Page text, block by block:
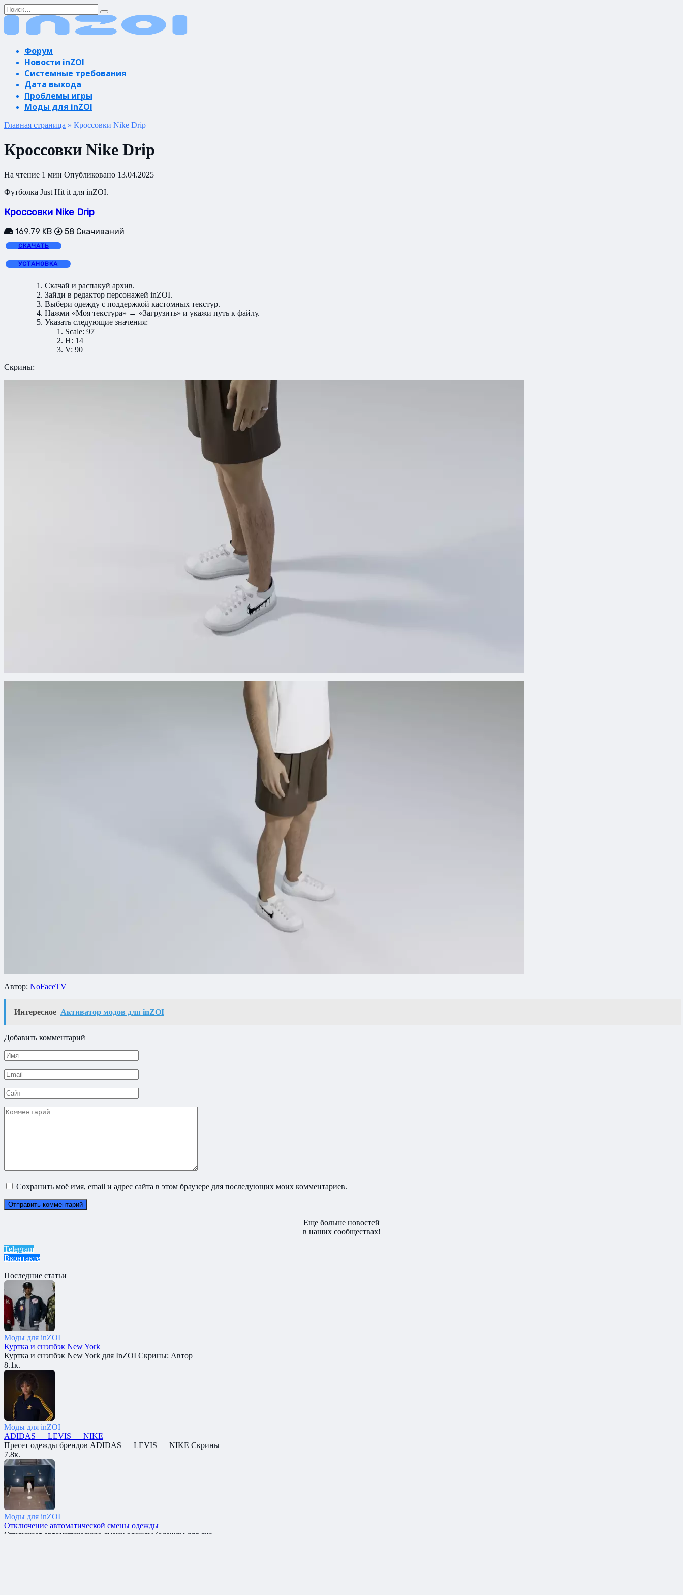
Перейти
к
содержанию
Search
for:
Форум
Новости inZOI
Системные требования
Дата выхода
Проблемы игры
Моды для inZOI
Главная страница » Кроссовки Nike Drip
Кроссовки Nike Drip
На чтение 1 мин Опубликовано 13.04.2025
Футболка Just Hit it для inZOI.
Кроссовки Nike Drip
169.79 KB 58 Скачиваний
СКАЧАТЬ
УСТАНОВКА
Скачай и распакуй архив.
Зайди в редактор персонажей inZOI.
Выбери одежду с поддержкой кастомных текстур.
Нажми «Моя текстура» → «Загрузить» и укажи путь к файлу.
Указать следующие значения:
Scale: 97
H: 14
V: 90
Скрины:
Автор: NoFaceTV
Интересное Активатор модов для inZOI
Добавить комментарий
Имя
*
Email
*
Сайт
Комментарий
Сохранить моё имя, email и адрес сайта в этом браузере для последующих моих комментариев.
Еще больше новостей
в наших сообществах!
Telegram
Вконтакте
Последние статьи
Моды для inZOI
Куртка и снэпбэк New York
Куртка и снэпбэк New York для InZOI Скрины: Автор
8.1к.
Моды для inZOI
ADIDAS — LEVIS — NIKE
Пресет одежды брендов ADIDAS — LEVIS — NIKE Скрины
7.8к.
Моды для inZOI
Отключение автоматической смены одежды
Отключает автоматическую смену одежды (одежды для сна